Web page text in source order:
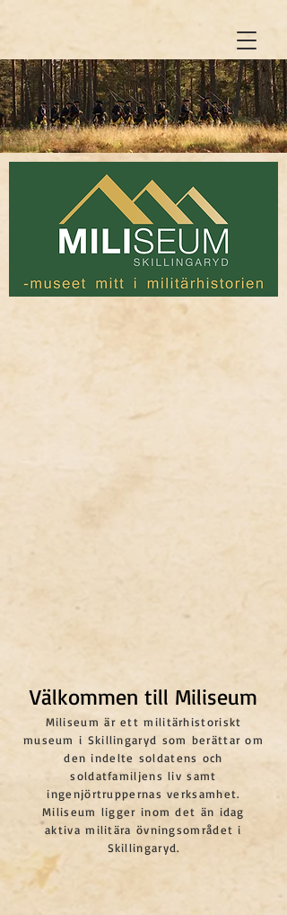
Välkommen till Miliseum
Miliseum är ett militärhistoriskt
museum i Skillingaryd som berättar om
den indelte soldatens och
soldatfamiljens liv samt
ingenjörtruppernas verksamhet.
Miliseum ligger inom det än idag
aktiva militära övningsområdet i
Skillingaryd.